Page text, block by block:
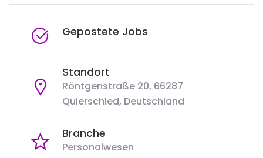
Gepostete Jobs
Standort
Röntgenstraße 20, 66287
Quierschied, Deutschland
Branche
Personalwesen